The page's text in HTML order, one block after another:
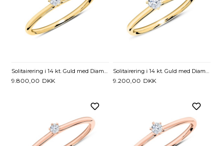
Solitairering i 14 kt. Guld med Diamant - 0,10 ct
9.800,00 DKK
Solitairering i 14 kt. Guld med Diamant - 0,15 ct
9.200,00 DKK